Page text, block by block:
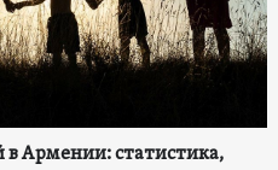
Армении: статистика,